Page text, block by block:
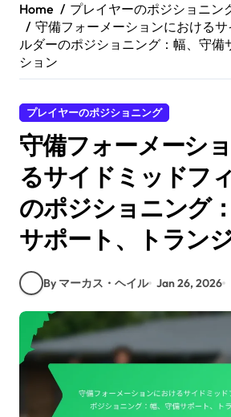
Home
プレイヤーのポジショニン
守備フォーメーションにおける
ルダーのポジショニング：幅、守備
ション
プレイヤーのポジショニング
守備フォーメーシ
るサイドミッドフ
のポジショニング
サポート、トラン
By マーカス・ヘイル Jan 26, 2026